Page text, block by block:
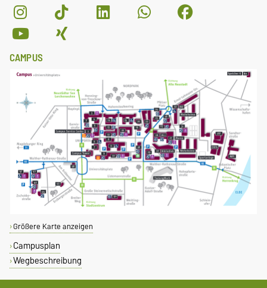
CAMPUS
Größere Karte anzeigen
Campusplan
Wegbeschreibung